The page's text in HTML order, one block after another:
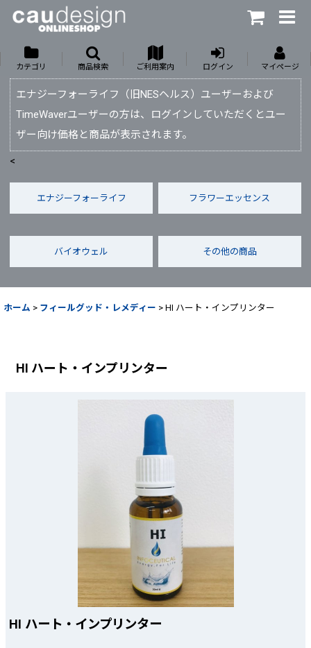
カテゴリ 商品検索 ご利用案内 ログイン マイページ
エナジーフォーライフ（旧NESヘルス）ユーザーおよび
TimeWaverユーザーの方は、ログインしていただくとユー
ザー向け価格と商品が表示されます。
<
エナジーフォーライフ フラワーエッセンス
バイオウェル その他の商品
ホーム > フィールグッド・レメディー > HI ハート・インプリンター
HI ハート・インプリンター
HI ハート・インプリンター